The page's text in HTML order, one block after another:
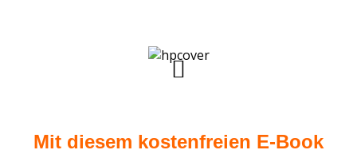
Mit diesem kostenfreien E-Book